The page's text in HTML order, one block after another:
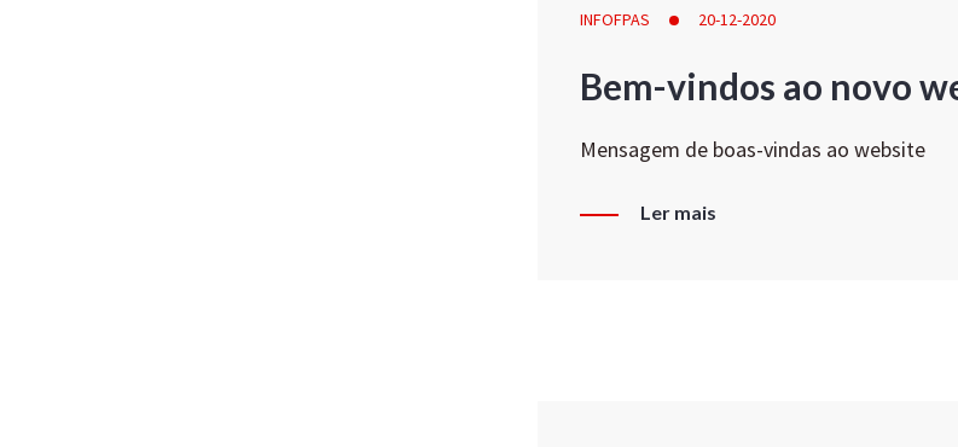
INFOFPAS 20-12-2020
Bem-vindos ao novo
Mensagem de boas-vindas ao website
Ler mais